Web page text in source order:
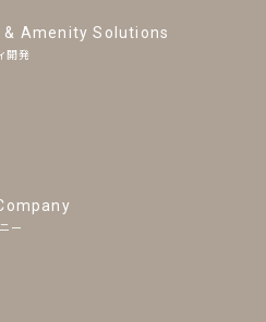
Amenity Solutions
開発
ー